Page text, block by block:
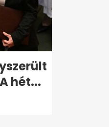
hét...